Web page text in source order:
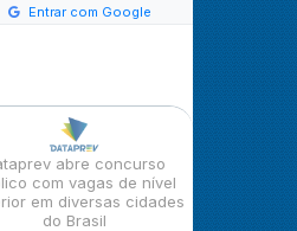
Entrar com Google
abre concurso
com vagas de nível
em diversas cidades
do Brasil